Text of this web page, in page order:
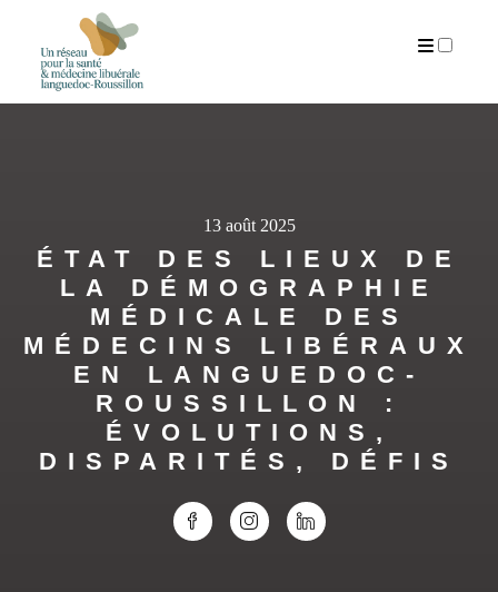
13 août 2025
ÉTAT DES LIEUX DE
LA DÉMOGRAPHIE
MÉDICALE DES
MÉDECINS LIBÉRAUX
EN LANGUEDOC-
ROUSSILLON :
ÉVOLUTIONS,
DISPARITÉS, DÉFIS